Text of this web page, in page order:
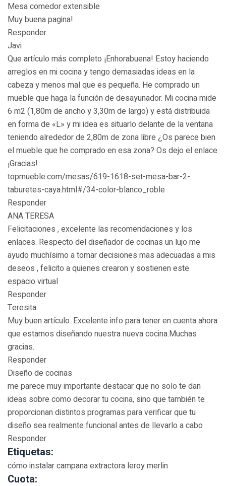
Mesa comedor extensible
Muy buena pagina!
Responder
Javi
Que artículo más completo ¡Enhorabuena! Estoy haciendo
arreglos en mi cocina y tengo demasiadas ideas en la
cabeza y menos mal que es pequeña. He comprado un
mueble que haga la función de desayunador. Mi cocina mide
6 m2 (1,80m de ancho y 3,30m de largo) y está distribuida
en forma de «L» y mi idea es situarlo delante de la ventana
teniendo alrededor de 2,80m de zona libre ¿Os parece bien
el mueble que he comprado en esa zona? Os dejo el enlace
¡Gracias!
topmueble.com/mesas/619-1618-set-mesa-bar-2-
taburetes-caya.html#/34-color-blanco_roble
Responder
ANA TERESA
Felicitaciones , excelente las recomendaciones y los
enlaces. Respecto del diseñador de cocinas un lujo me
ayudo muchísimo a tomar decisiones mas adecuadas a mis
deseos , felicito a quienes crearon y sostienen este
espacio virtual
Responder
Teresita
Muy buen artículo. Excelente info para tener en cuenta ahora
que estamos diseñando nuestra nueva cocina.Muchas
gracias.
Responder
Diseño de cocinas
me parece muy importante destacar que no solo te dan
ideas sobre como decorar tu cocina, sino que también te
proporcionan distintos programas para verificar que tu
diseño sea realmente funcional antes de llevarlo a cabo
Responder
Etiquetas:
cómo instalar campana extractora leroy merlin
Cuota: